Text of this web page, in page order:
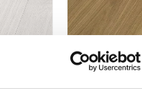
Parador vinyl
Oxford